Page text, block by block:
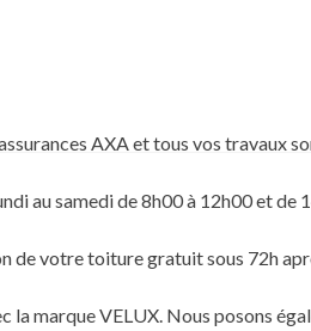
AXA et tous vos travaux
au samedi de 8h00 à 12h00 et de
de votre toiture gratuit sous 72h
marque VELUX. Nous posons